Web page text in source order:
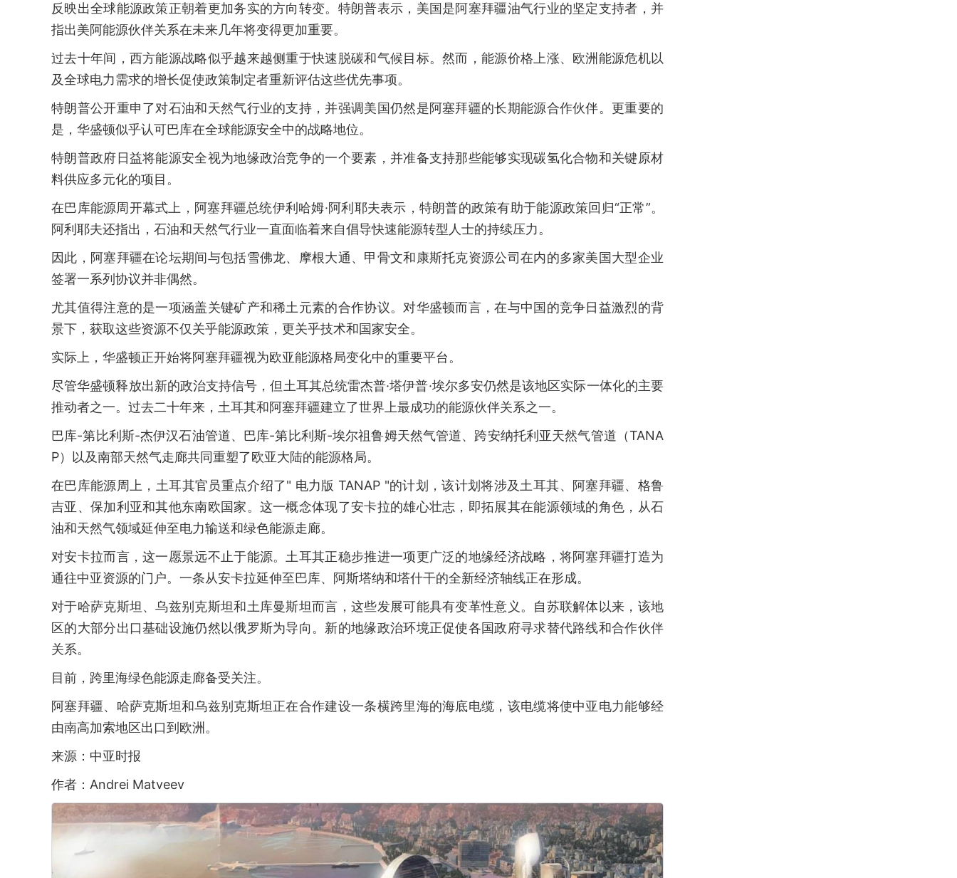
反映出全球能源政策正朝着更加务实的方向转变。特朗普表示，美国是阿塞拜疆油气行业的坚定支持者，并
指出美阿能源伙伴关系在未来几年将变得更加重要。
过去十年间，西方能源战略似乎越来越侧重于快速脱碳和气候目标。然而，能源价格上涨、欧洲能源危机以
及全球电力需求的增长促使政策制定者重新评估这些优先事项。
特朗普公开重申了对石油和天然气行业的支持，并强调美国仍然是阿塞拜疆的长期能源合作伙伴。更重要的
是，华盛顿似乎认可巴库在全球能源安全中的战略地位。
特朗普政府日益将能源安全视为地缘政治竞争的一个要素，并准备支持那些能够实现碳氢化合物和关键原材
料供应多元化的项目。
在巴库能源周开幕式上，阿塞拜疆总统伊利哈姆·阿利耶夫表示，特朗普的政策有助于能源政策回归“正常”。
阿利耶夫还指出，石油和天然气行业一直面临着来自倡导快速能源转型人士的持续压力。
因此，阿塞拜疆在论坛期间与包括雪佛龙、摩根大通、甲骨文和康斯托克资源公司在内的多家美国大型企业
签署一系列协议并非偶然。
尤其值得注意的是一项涵盖关键矿产和稀土元素的合作协议。对华盛顿而言，在与中国的竞争日益激烈的背
景下，获取这些资源不仅关乎能源政策，更关乎技术和国家安全。
实际上，华盛顿正开始将阿塞拜疆视为欧亚能源格局变化中的重要平台。
尽管华盛顿释放出新的政治支持信号，但土耳其总统雷杰普·塔伊普·埃尔多安仍然是该地区实际一体化的主要
推动者之一。过去二十年来，土耳其和阿塞拜疆建立了世界上最成功的能源伙伴关系之一。
巴库-第比利斯-杰伊汉石油管道、巴库-第比利斯-埃尔祖鲁姆天然气管道、跨安纳托利亚天然气管道（TANA
P）以及南部天然气走廊共同重塑了欧亚大陆的能源格局。
在巴库能源周上，土耳其官员重点介绍了" 电力版 TANAP "的计划，该计划将涉及土耳其、阿塞拜疆、格鲁
吉亚、保加利亚和其他东南欧国家。这一概念体现了安卡拉的雄心壮志，即拓展其在能源领域的角色，从石
油和天然气领域延伸至电力输送和绿色能源走廊。
对安卡拉而言，这一愿景远不止于能源。土耳其正稳步推进一项更广泛的地缘经济战略，将阿塞拜疆打造为
通往中亚资源的门户。一条从安卡拉延伸至巴库、阿斯塔纳和塔什干的全新经济轴线正在形成。
对于哈萨克斯坦、乌兹别克斯坦和土库曼斯坦而言，这些发展可能具有变革性意义。自苏联解体以来，该地
区的大部分出口基础设施仍然以俄罗斯为导向。新的地缘政治环境正促使各国政府寻求替代路线和合作伙伴
关系。
目前，跨里海绿色能源走廊备受关注。
阿塞拜疆、哈萨克斯坦和乌兹别克斯坦正在合作建设一条横跨里海的海底电缆，该电缆将使中亚电力能够经
由南高加索地区出口到欧洲。
来源：中亚时报
作者：Andrei Matveev